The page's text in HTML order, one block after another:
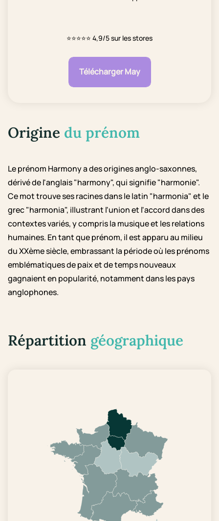
⭐⭐⭐⭐⭐ 4,9/5 sur les stores
Télécharger May
Origine du prénom
Le prénom Harmony a des origines anglo-saxonnes,
dérivé de l'anglais "harmony", qui signifie "harmonie".
Ce mot trouve ses racines dans le latin "harmonia" et le
grec "harmonia", illustrant l'union et l'accord dans des
contextes variés, y compris la musique et les relations
humaines. En tant que prénom, il est apparu au milieu
du XXème siècle, embrassant la période où les prénoms
emblématiques de paix et de temps nouveaux
gagnaient en popularité, notamment dans les pays
anglophones.
Répartition géographique